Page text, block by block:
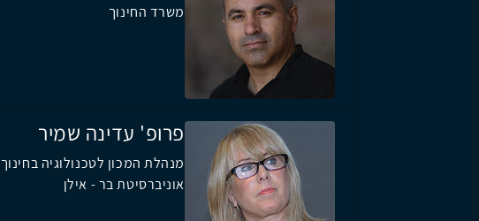
משרד החינוך
פרופ' עדינה שמיר
מנהלת המכון לטכנולוגיה בחינוך
אוניברסיטת בר - אילן